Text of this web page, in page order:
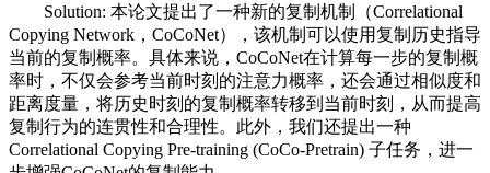
Solution: 本论文提出了一种新的复制机制（Correlational
Copying Network，CoCoNet），该机制可以使用复制历史指导
当前的复制概率。具体来说，CoCoNet在计算每一步的复制概
率时，不仅会参考当前时刻的注意力概率，还会通过相似度和
距离度量，将历史时刻的复制概率转移到当前时刻，从而提高
复制行为的连贯性和合理性。此外，我们还提出一种
Correlational Copying Pre-training (CoCo-Pretrain) 子任务，进一